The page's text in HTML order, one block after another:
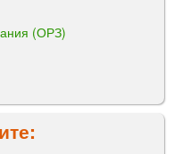
(ОРЗ)